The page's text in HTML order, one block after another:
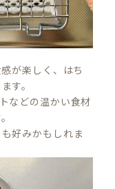
が楽しく、はち
す。
などの温かい食材
好みかもしれま